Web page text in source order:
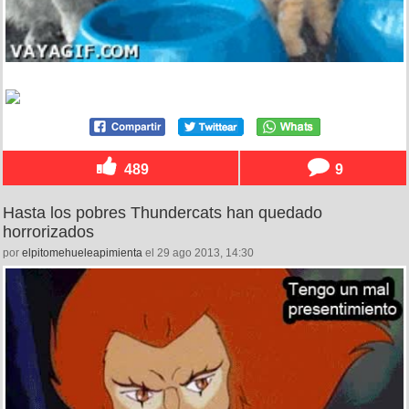
489 9
Hasta los pobres Thundercats han quedado
horrorizados
por elpitomehueleapimienta el 29 ago 2013, 14:30